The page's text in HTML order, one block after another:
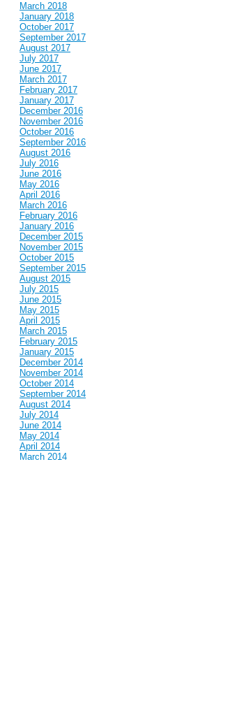
March 2018
January 2018
October 2017
September 2017
August 2017
July 2017
June 2017
March 2017
February 2017
January 2017
December 2016
November 2016
October 2016
September 2016
August 2016
July 2016
June 2016
May 2016
April 2016
March 2016
February 2016
January 2016
December 2015
November 2015
October 2015
September 2015
August 2015
July 2015
June 2015
May 2015
April 2015
March 2015
February 2015
January 2015
December 2014
November 2014
October 2014
September 2014
August 2014
July 2014
June 2014
May 2014
April 2014
March 2014